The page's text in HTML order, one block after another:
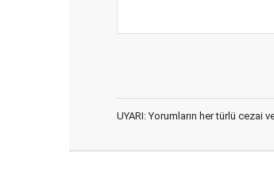
UYARI: Yorumların her türlü cezai